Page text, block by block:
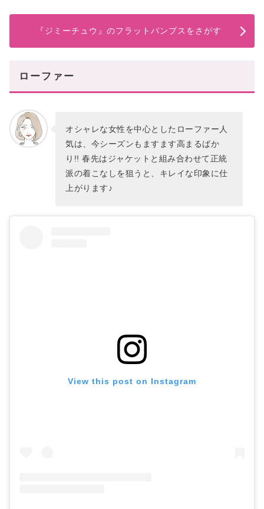
『ジミーチュウ』のフラットパンプスをさがす
ローファー
オシャレな女性を中心としたローファー人
気は、今シーズンもますます高まるばか
り!! 春先はジャケットと組み合わせて正統
派の着こなしを狙うと、キレイな印象に仕
上がります♪
View this post on Instagram